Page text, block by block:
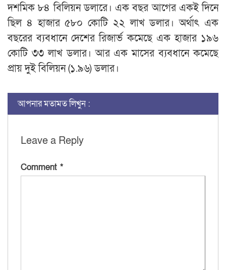
দশমিক ৮৪ বিলিয়ন ডলারে। এক বছর আগের একই দিনে
ছিল ৪ হাজার ৫৮০ কোটি ২২ লাখ ডলার। অর্থাৎ এক
বছরের ব্যবধানে দেশের রিজার্ভ কমেছে এক হাজার ১৯৬
কোটি ৩৩ লাখ ডলার। আর এক মাসের ব্যবধানে কমেছে
প্রায় দুই বিলিয়ন (১.৯৬) ডলার।
আপনার মতামত লিখুন :
Leave a Reply
Comment *